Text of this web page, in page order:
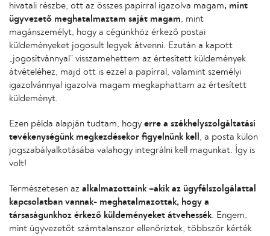
hivatali részbe, ott az összes papírral igazolva magam, mint
ügyvezető meghatalmaztam saját magam , mint
magánszemélyt, hogy a cégünkhöz érkező postai
küldeményeket jogosult legyek átvenni. Ezután a kapott
„jogosítvánnyal” visszamehettem az értesített küldemények
átvételéhez, majd ott is ezzel a papírral, valamint személyi
igazolvánnyal igazolva magam megkaphattam az értesített
küldeményt.
Ezen példa alapján tudtam, hogy erre a székhelyszolgáltatási
tevékenységünk megkezdésekor figyelnünk kell
, a posta külön
jogszabályalkotásába valahogy integrálni kell magunkat. Így is
volt!
Természetesen az alkalmazottaink –akik az ügyfélszolgálattal
kapcsolatban vannak- meghatalmazottak, hogy a
társaságunkhoz érkező küldeményeket átvehessék . Engem,
mint ügyvezetőt számtalanszor ellenőriztek, többször kérték